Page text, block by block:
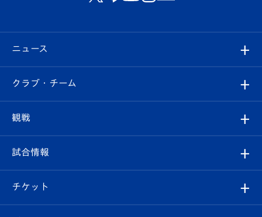
ニュース
すべて
クラブ
試合情報
クラブ・チーム
クラブ概要
エンブレム紹介
観戦
観戦ルール
はじめての観戦ガイド
試合情報
試合日程/結果
チケット